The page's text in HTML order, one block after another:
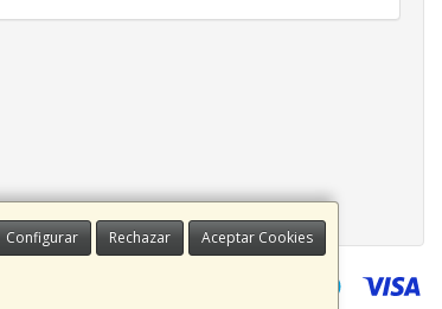
Configurar Rechazar Aceptar Cookies